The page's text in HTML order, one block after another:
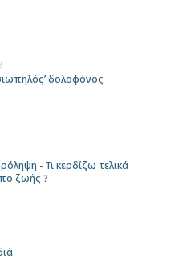
δολοφόνος
- Τι κερδίζω τελικά
ζωής ?